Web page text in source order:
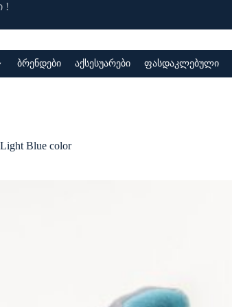
!
ბრენდები აქსესუარები ფასდაკლებული
Light Blue color